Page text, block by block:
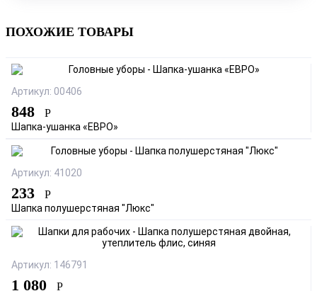
ПОХОЖИЕ ТОВАРЫ
Артикул: 00406
848 Р
Шапка-ушанка «ЕВРО»
Артикул: 41020
233 Р
Шапка полушерстяная "Люкс"
Артикул: 146791
1 080 Р